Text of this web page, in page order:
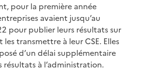
pour la première année
avaient jusqu’au
pour publier leurs résultats sur
transmettre à leur CSE. Elles
d’un délai supplémentaire
à l’administration.